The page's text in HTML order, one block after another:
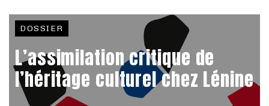
DOSSIER
L’assimilation critique de
l’héritage culturel chez Lénine